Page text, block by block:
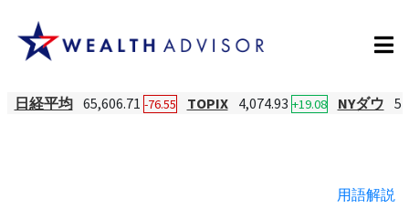
日経平均 65,606.71 -76.55 TOPIX 4,074.93 +19.08 NYダウ
用語解説